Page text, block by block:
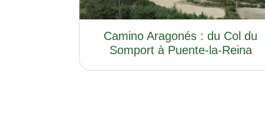
Camino Aragonés : du Col du
Somport à Puente-la-Reina